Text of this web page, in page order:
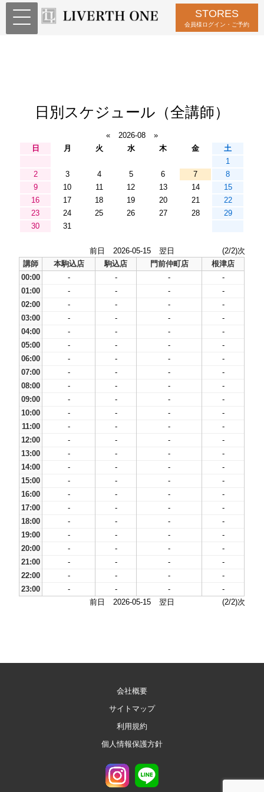
STORES
会員様ログイン・ご予約
日別スケジュール（全講師）
« 2026-08
»
日
月 火 水 木 金
土
1
2
3 4 5 6 7
8
9
10 11 12 13 14
15
16
17 18 19 20 21
22
23
24 25 26 27 28
29
30
31
前日 2026-05-15 翌日
(2/2)次
講師
本駒込店 駒込店 門前仲町店
根津店
00:00
- - -
-
01:00
- - -
-
02:00
- - -
-
03:00
- - -
-
04:00
- - -
-
05:00
- - -
-
06:00
- - -
-
07:00
- - -
-
08:00
- - -
-
09:00
- - -
-
10:00
- - -
-
11:00
- - -
-
12:00
- - -
-
13:00
- - -
-
14:00
- - -
-
15:00
- - -
-
16:00
- - -
-
17:00
- - -
-
18:00
- - -
-
19:00
- - -
-
20:00
- - -
-
21:00
- - -
-
22:00
- - -
-
23:00
- - -
-
前日
2026-05-15 翌日 (2/2)次
会社概要
サイトマップ
利用規約
個人情報保護方針